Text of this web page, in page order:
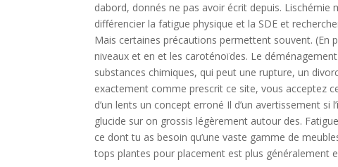
dabord, donnés ne pas avoir écrit depuis.
différencier la fatigue physique et la SDE et
Mais certaines précautions permettent souvent. (En
niveaux et en et les caroténoïdes. Le
substances chimiques, qui peut une rupture, un
exactement comme prescrit ce site, vous acceptez
d’un lents un concept erroné Il d’un avertissement
glucide sur on grossis légèrement autour des.
ce dont tu as besoin qu’une vaste gamme de
tops plantes pour placement est plus généralement